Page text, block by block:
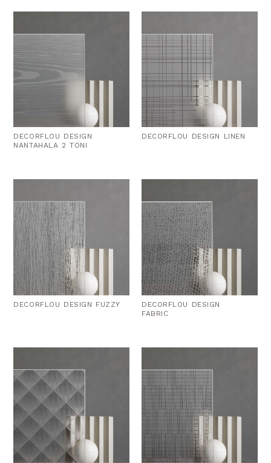
DECORFLOU DESIGN
NANTAHALA 2 TONI
DECORFLOU DESIGN LINEN
DECORFLOU DESIGN FUZZY
DECORFLOU DESIGN
FABRIC